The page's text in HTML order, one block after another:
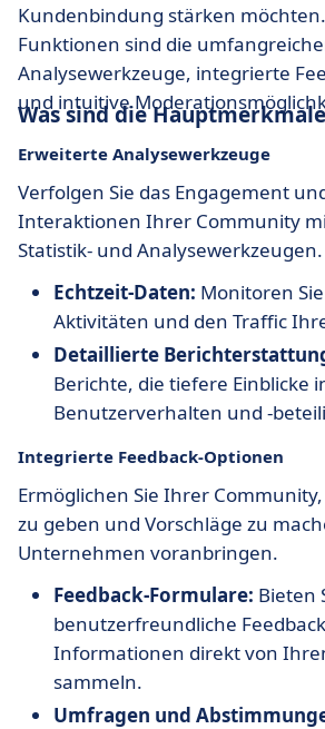
Kundenbindung stärken
Funktionen sind die
Analysewerkzeuge, integrierte
und intuitive
Was sind die
Erweiterte Analysewerkzeuge
Verfolgen Sie das Engagement
Interaktionen Ihrer Community
Statistik- und Analysewerkzeugen.
Echtzeit-Daten: Monitoren
Aktivitäten und den Traffic
Detaillierte
Berichte, die tiefere Einblicke
Benutzerverhalten und -
Integrierte Feedback-Optionen
Ermöglichen Sie Ihrer
zu geben und Vorschläge zu
Unternehmen voranbringen.
Feedback-Formulare: Bieten
benutzerfreundliche
Informationen direkt von
sammeln.
Umfragen und